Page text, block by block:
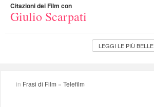
Citazioni dei Film con
Giulio Scarpati
LEGGI LE PIÙ BELLE
in Frasi di Film » Telefilm